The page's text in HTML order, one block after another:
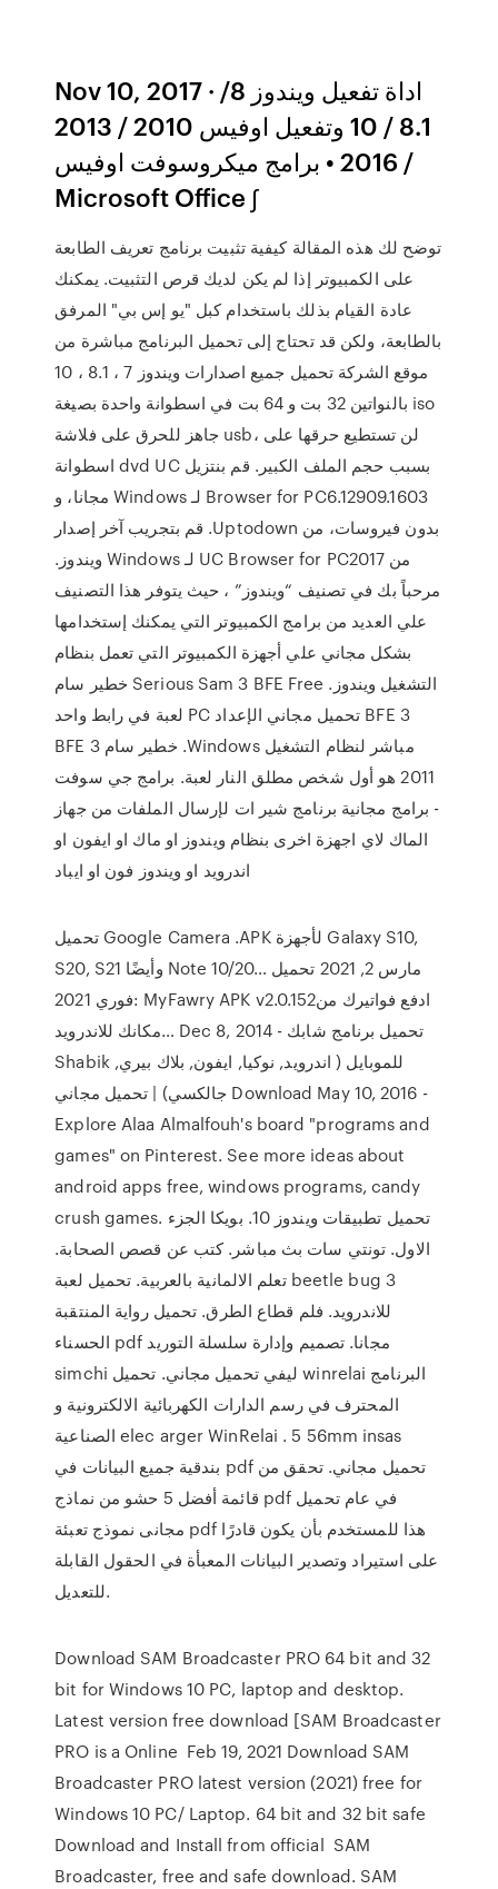
Nov 10, 2017 · اداة تفعيل ويندوز 8/
8.1 / 10 وتفعيل اوفيس 2010 / 2013
/ 2016 • برامج ميكروسوفت اوفيس
Microsoft Office ∫
توضح لك هذه المقالة كيفية تثبيت برنامج تعريف الطابعة
على الكمبيوتر إذا لم يكن لديك قرص التثبيت. يمكنك
عادة القيام بذلك باستخدام كبل "يو إس بي" المرفق
بالطابعة، ولكن قد تحتاج إلى تحميل البرنامج مباشرة من
موقع الشركة تحميل جميع اصدارات ويندوز 7 ، 8.1 ، 10
بالنواتين 32 بت و 64 بت في اسطوانة واحدة بصيغة iso
جاهز للحرق على فلاشة usb، لن تستطيع حرقها على
اسطوانة dvd بسبب حجم الملف الكبير. ‫قم بنتزيل UC
Browser for PC6.12909.1603 لـ Windows مجانا، و
بدون فيروسات، من Uptodown. قم بتجريب آخر إصدار
من UC Browser for PC2017 لـ Windows ويندوز.
مرحباً بك في تصنيف “ويندوز” ، حيث يتوفر هذا التصنيف
علي العديد من برامج الكمبيوتر التي يمكنك إستخدامها
بشكل مجاني علي أجهزة الكمبيوتر التي تعمل بنظام
التشغيل ويندوز. Serious Sam 3 BFE Free خطير سام
3 BFE تحميل مجاني الإعداد PC لعبة في رابط واحد
مباشر لنظام التشغيل Windows. خطير سام 3 BFE
2011 هو أول شخص مطلق النار لعبة. برامج جي سوفت
- برامج مجانية برنامج شير ات لإرسال الملفات من جهاز
الماك لاي اجهزة اخرى بنظام ويندوز او ماك او ايفون او
اندرويد او ويندوز فون او ايباد
تحميل Google Camera .APK لأجهزة Galaxy S10,
S20, S21 وأيضًا Note 10/20… مارس 2, 2021 تحميل
فوري 2021: MyFawry APK v2.0.152‏ ادفع فواتيرك من
مكانك للاندرويد… Dec 8, 2014 - تحميل برنامج شابك
Shabik للموبايل ( اندرويد, نوكيا, ايفون, بلاك بيري,
جالكسي) | تحميل مجاني Download May 10, 2016 -
Explore Alaa Almalfouh's board "programs and
games" on Pinterest. See more ideas about
android apps free, windows programs, candy
crush games. تحميل تطبيقات ويندوز 10. بويكا الجزء
الاول. تونتي سات بث مباشر. كتب عن قصص الصحابة.
تعلم الالمانية بالعربية. تحميل لعبة beetle bug 3
للاندرويد. فلم قطاع الطرق. تحميل رواية المنتقبة
الحسناء pdf مجانا. تصميم وإدارة سلسلة التوريد
simchi ليفي تحميل مجاني. تحميل winrelai البرنامج
المحترف في رسم الدارات الكهربائية الالكترونية و
الصناعية elec arger WinRelai . 5 56mm insas
بندقية جميع البيانات في pdf تحميل مجاني. تحقق من
قائمة أفضل 5 حشو من نماذج pdf في عام تحميل
مجانى نموذج تعبئة pdf هذا للمستخدم بأن يكون قادرًا
على استيراد وتصدير البيانات المعبأة في الحقول القابلة
للتعديل.
Download SAM Broadcaster PRO 64 bit and 32
bit for Windows 10 PC, laptop and desktop.
Latest version free download [SAM Broadcaster
PRO is a Online Feb 19, 2021 Download SAM
Broadcaster PRO latest version (2021) free for
Windows 10 PC/ Laptop. 64 bit and 32 bit safe
Download and Install from official SAM
Broadcaster, free and safe download. SAM